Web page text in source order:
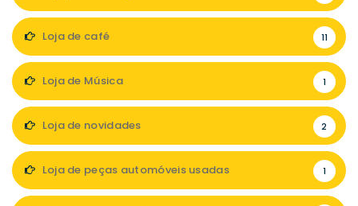
Loja de café 11
Loja de Música 1
Loja de novidades 2
Loja de peças automóveis usadas 1